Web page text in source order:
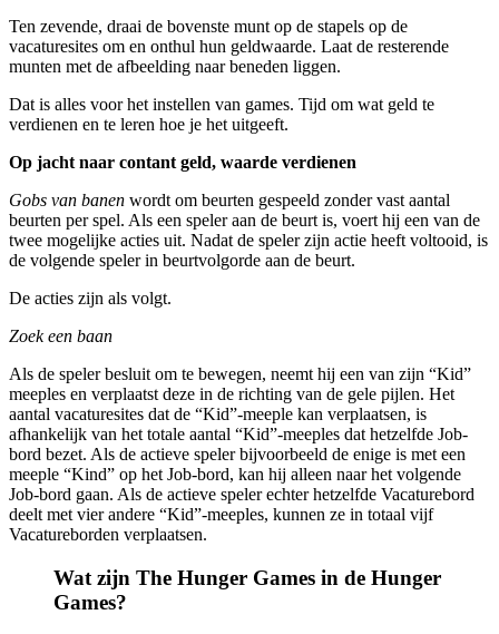
Ten zevende, draai de bovenste munt op de stapels op de
vacaturesites om en onthul hun geldwaarde. Laat de resterende
munten met de afbeelding naar beneden liggen.
Dat is alles voor het instellen van games. Tijd om wat geld te
verdienen en te leren hoe je het uitgeeft.
Op jacht naar contant geld, waarde verdienen
Gobs van banen wordt om beurten gespeeld zonder vast aantal
beurten per spel. Als een speler aan de beurt is, voert hij een van de
twee mogelijke acties uit. Nadat de speler zijn actie heeft voltooid, is
de volgende speler in beurtvolgorde aan de beurt.
De acties zijn als volgt.
Zoek een baan
Als de speler besluit om te bewegen, neemt hij een van zijn “Kid”
meeples en verplaatst deze in de richting van de gele pijlen. Het
aantal vacaturesites dat de “Kid”-meeple kan verplaatsen, is
afhankelijk van het totale aantal “Kid”-meeples dat hetzelfde Job-
bord bezet. Als de actieve speler bijvoorbeeld de enige is met een
meeple “Kind” op het Job-bord, kan hij alleen naar het volgende
Job-bord gaan. Als de actieve speler echter hetzelfde Vacaturebord
deelt met vier andere “Kid”-meeples, kunnen ze in totaal vijf
Vacatureborden verplaatsen.
Wat zijn The Hunger Games in de Hunger
Games?